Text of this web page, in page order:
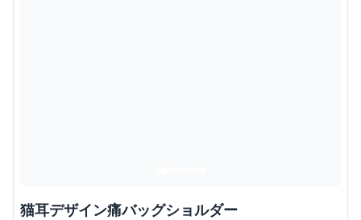
猫耳デザイン痛バッグショルダー